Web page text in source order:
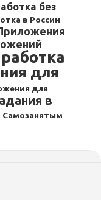
без
в России
для
для
в
Самозанятым